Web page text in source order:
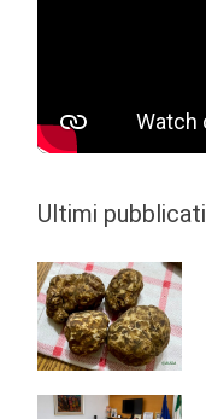
Ultimi pubblicati